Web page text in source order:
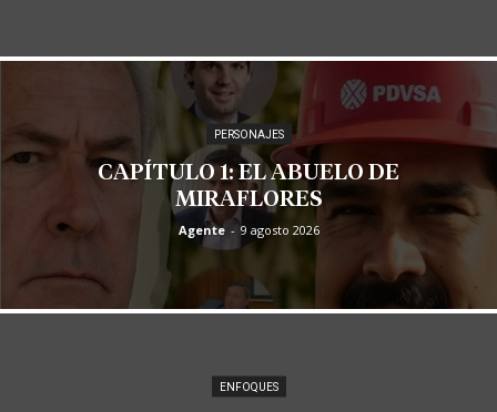
PERSONAJES
CAPÍTULO 1: EL ABUELO DE
MIRAFLORES
Agente - 9 agosto 2026
ENFOQUES